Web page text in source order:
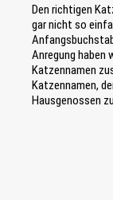
Den richtigen
gar nicht so
Anregung haben
Katzennamen
Katzennamen,
Hausgenossen